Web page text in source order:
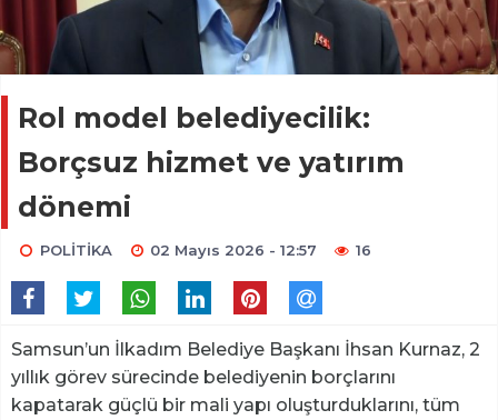
Rol model belediyecilik:
Borçsuz hizmet ve yatırım
dönemi
POLİTİKA 02 Mayıs 2026 - 12:57 16
Samsun’un İlkadım Belediye Başkanı İhsan Kurnaz, 2
yıllık görev sürecinde belediyenin borçlarını
kapatarak güçlü bir mali yapı oluşturduklarını, tüm